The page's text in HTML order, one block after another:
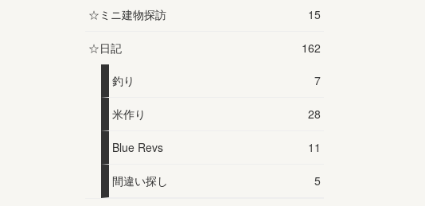
☆ミニ建物探訪 15
☆日記 162
釣り 7
米作り 28
Blue Revs 11
間違い探し 5